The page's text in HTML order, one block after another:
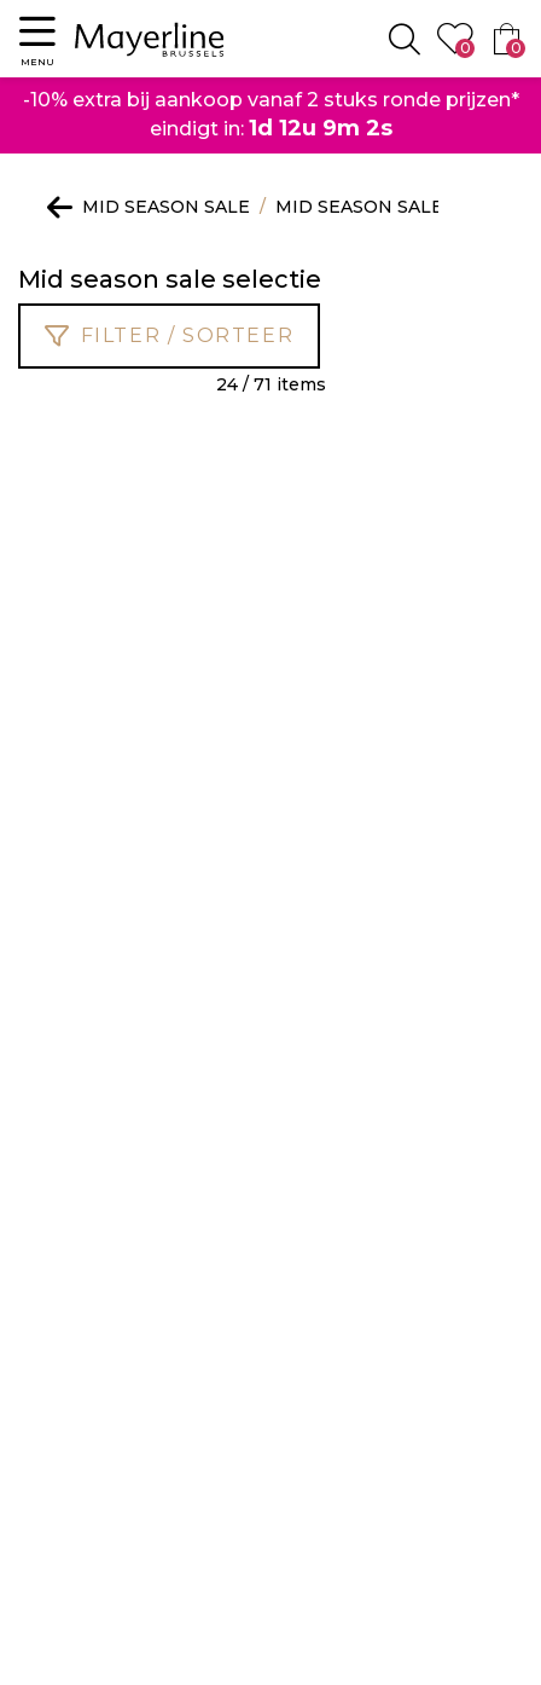
Menu
MENU Zoeken
0 0
-10% extra bij aankoop vanaf 2 stuks ronde prijzen*
eindigt in:1d 12u 9m 1s
MID SEASON SALE MID SEASON SALE SELECTIE
Mid season sale selectie
FILTER / SORTEER
24 / 71 items